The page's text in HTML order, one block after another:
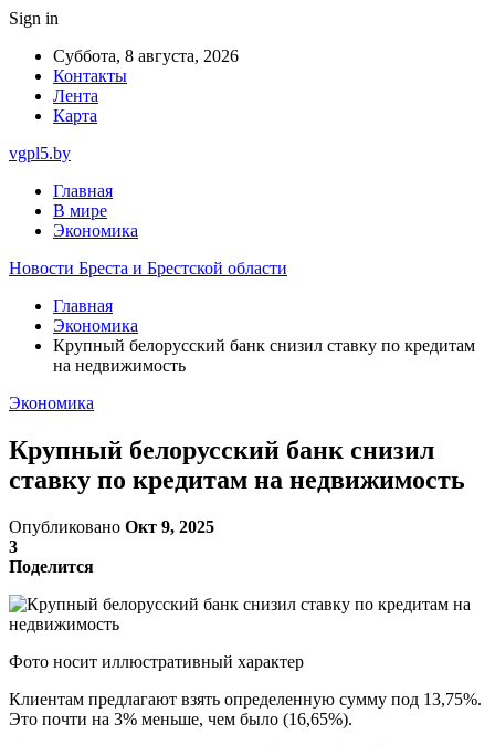
Sign in
Суббота, 8 августа, 2026
Контакты
Лента
Карта
vgpl5.by
Главная
В мире
Экономика
Новости Бреста и Брестской области
Главная
Экономика
Крупный белорусский банк снизил ставку по кредитам
на недвижимость
Экономика
Крупный белорусский банк снизил
ставку по кредитам на недвижимость
Опубликовано Окт 9, 2025
3
Поделится
Фото носит иллюстративный характер
Клиентам предлагают взять определенную сумму под 13,75%.
Это почти на 3% меньше, чем было (16,65%).